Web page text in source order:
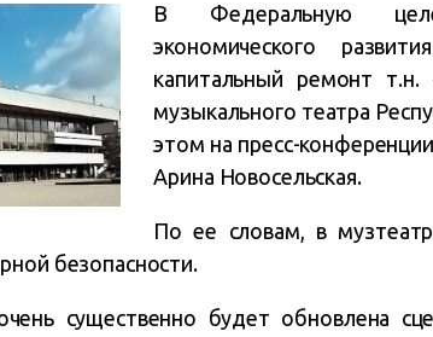
В Федеральную
экономического
капитальный ремонт т.н.
музыкального театра
этом на пресс-
Арина Новосельская.
По ее словам, в
безопасности.
существенно будет обновлена